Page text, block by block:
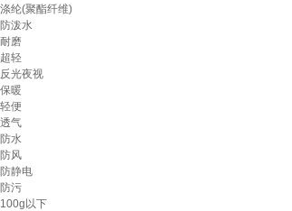
涤纶(聚酯纤维)
防泼水
耐磨
超轻
反光夜视
保暖
轻便
透气
防水
防风
防静电
防污
100g以下